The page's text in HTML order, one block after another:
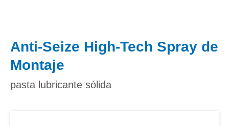
Anti-Seize High-Tech Spray de
Montaje
pasta lubricante sólida